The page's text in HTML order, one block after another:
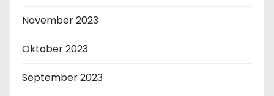
November 2023
Oktober 2023
September 2023